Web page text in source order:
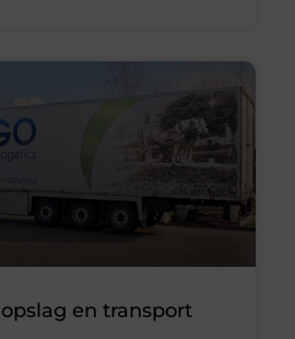
en transport